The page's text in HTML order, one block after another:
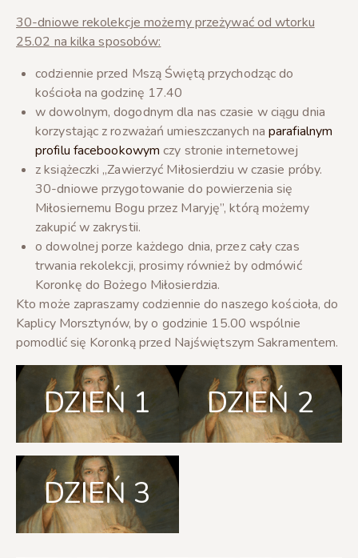
30-dniowe rekolekcje możemy przeżywać od wtorku
25.02 na kilka sposobów:
codziennie przed Mszą Świętą przychodząc do
kościoła na godzinę 17.40
w dowolnym, dogodnym dla nas czasie w ciągu dnia
korzystając z rozważań umieszczanych na parafialnym
profilu facebookowymczy stronie internetowej
z książeczki „Zawierzyć Miłosierdziu w czasie próby.
30-dniowe przygotowanie do powierzenia się
Miłosiernemu Bogu przez Maryję”, którą możemy
zakupić w zakrystii.
o dowolnej porze każdego dnia, przez cały czas
trwania rekolekcji, prosimy również by odmówić
Koronkę do Bożego Miłosierdzia.
Kto może zapraszamy codziennie do naszego kościoła, do
Kaplicy Morsztynów, by o godzinie 15.00 wspólnie
pomodlić się Koronką przed Najświętszym Sakramentem.
DZIEŃ 1 DZIEŃ 2
DZIEŃ 3